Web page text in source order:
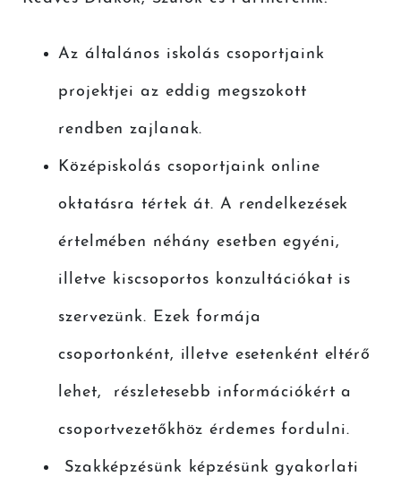
Az általános iskolás csoportjaink
projektjei az eddig megszokott
rendben zajlanak.
Középiskolás csoportjaink online
oktatásra tértek át. A rendelkezések
értelmében néhány esetben egyéni,
illetve kiscsoportos konzultációkat is
szervezünk. Ezek formája
csoportonként, illetve esetenként eltérő
lehet, részletesebb információkért a
csoportvezetőkhöz érdemes fordulni.
Szakképzésünk képzésünk gyakorlati